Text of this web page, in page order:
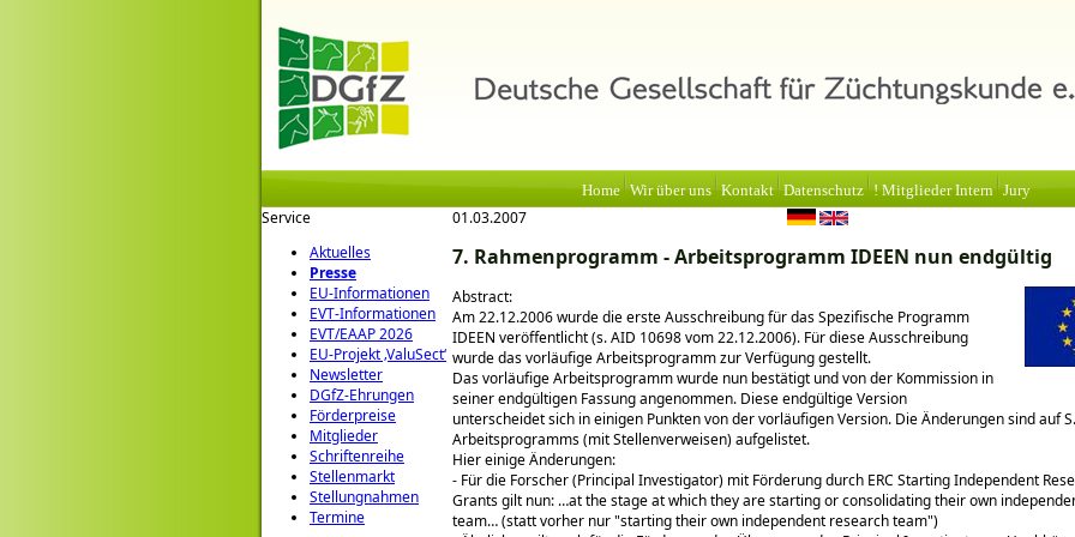
Home Wir über uns Kontakt Datenschutz ! Mitglieder Intern Jury
Service
Aktuelles
Presse
EU-Informationen
EVT-Informationen
EVT/EAAP 2026
EU-Projekt ‚ValuSect‘
Newsletter
DGfZ-Ehrungen
Förderpreise
Mitglieder
Schriftenreihe
Stellenmarkt
Stellungnahmen
Termine
01.03.2007
7. Rahmenprogramm - Arbeitsprogramm IDEEN nun endgültig
Abstract:
Am 22.12.2006 wurde die erste Ausschreibung für das Spezifische Programm
IDEEN veröffentlicht (s. AID 10698 vom 22.12.2006). Für diese Ausschreibung
wurde das vorläufige Arbeitsprogramm zur Verfügung gestellt.
Das vorläufige Arbeitsprogramm wurde nun bestätigt und von der Kommission in
seiner endgültigen Fassung angenommen. Diese endgültige Version
unterscheidet sich in einigen Punkten von der vorläufigen Version. Die Änderungen sind auf
Arbeitsprogramms (mit Stellenverweisen) aufgelistet.
Hier einige Änderungen:
- Für die Forscher (Principal Investigator) mit Förderung durch ERC Starting Independent
Grants gilt nun: …at the stage at which they are starting or consolidating their own
team… (statt vorher nur "starting their own independent research team")